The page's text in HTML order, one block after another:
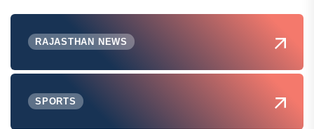
RAJASTHAN NEWS
SPORTS